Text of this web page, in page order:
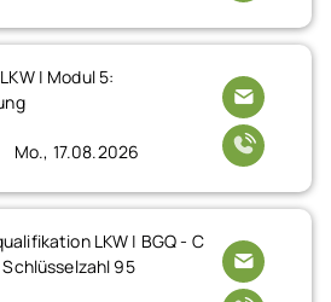
| Modul 5:
Mo., 17.08.2026
LKW | BGQ - C
95